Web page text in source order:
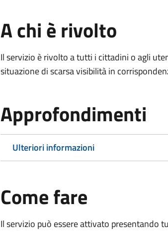
A chi è rivolto
Il servizio è rivolto a tutti i cittadini o agli
situazione di scarsa visibilità in
Approfondimenti
Ulteriori informazioni
Come fare
Il servizio può essere attivato presentando